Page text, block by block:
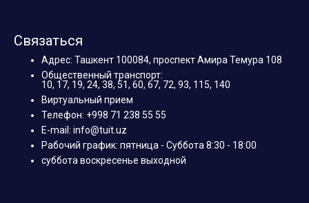
Связаться
Адрес: Ташкент 100084, проспект Амира Темура 108
Общественный транспорт:
10, 17, 19, 24, 38, 51, 60, 67, 72, 93, 115, 140
Виртуальный прием
Телефон: +998 71 238 55 55
E-mail: info@tuit.uz
Рабочий график: пятница - Суббота 8:30 - 18:00
суббота воскресенье выходной